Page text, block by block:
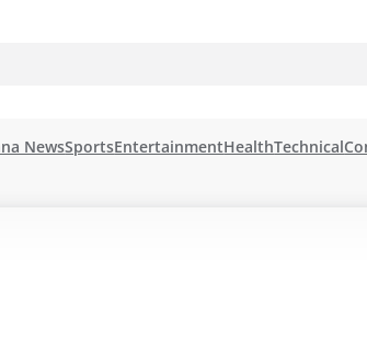
NewsSportsEntertainmentHealthTechnical